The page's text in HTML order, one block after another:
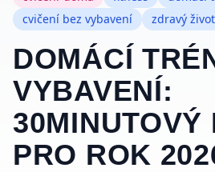
cvičení bez vybavení
zdravý
DOMÁCÍ
VYBAVENÍ:
30MINUTOVÝ
PRO ROK